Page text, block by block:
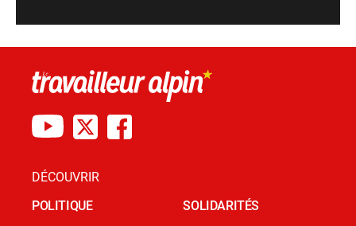
DÉCOUVRIR
POLITIQUE
SOLIDARITÉS